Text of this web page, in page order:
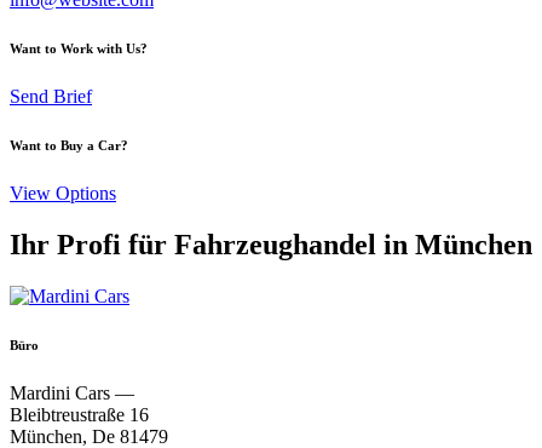
Want to Work with Us?
Send Brief
Want to Buy a Car?
View Options
Ihr Profi für Fahrzeughandel in München
Büro
Mardini Cars —
Bleibtreustraße 16
München, De 81479